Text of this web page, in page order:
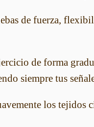
de fuerza,
de forma
siempre tus
los tejidos